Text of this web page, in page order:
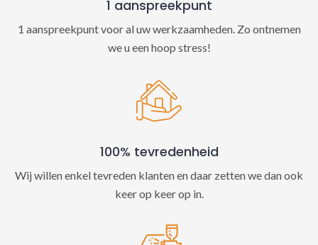
1 aanspreekpunt
1 aanspreekpunt voor al uw werkzaamheden. Zo ontnemen
we u een hoop stress!
100% tevredenheid
Wij willen enkel tevreden klanten en daar zetten we dan ook
keer op keer op in.